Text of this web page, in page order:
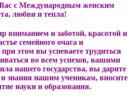
с Международным женским
любви и тепла!
вниманием и заботой, красотой и
семейного очага и
этом вы успеваете трудиться
во всем успехов, вашими
нашего государства, вы дарите
и знания нашим ученикам, вносите
науки и образования.